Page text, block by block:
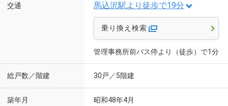
交通 馬込沢駅より徒歩で19分
乗り換え検索
管理事務所前バス停より（徒歩）で1分
総戸数／階建 30戸／5階建
築年月 昭和48年4月